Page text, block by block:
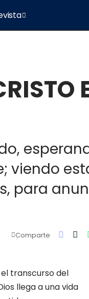
viendo
para
Comparte
transcurso del
llega a una vida